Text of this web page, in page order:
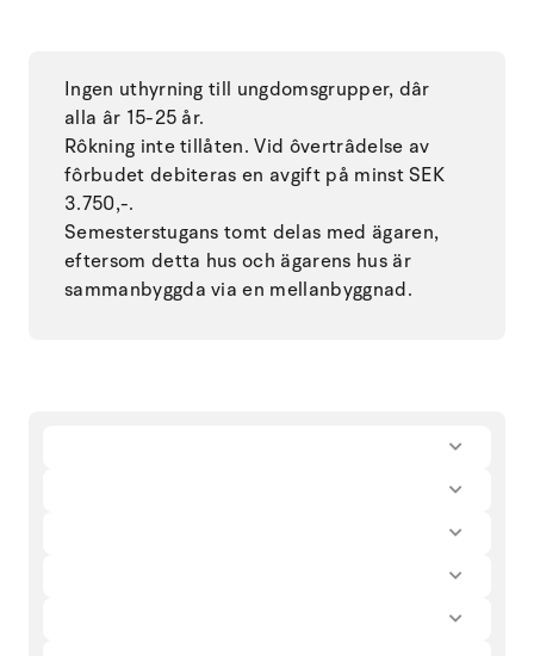
Ingen uthyrning till ungdomsgrupper, dâr
alla âr 15-25 år.
Rôkning inte tillåten. Vid ôvertrâdelse av
fôrbudet debiteras en avgift på minst SEK
3.750,-.
Semesterstugans tomt delas med ägaren,
eftersom detta hus och ägarens hus är
sammanbyggda via en mellanbyggnad.